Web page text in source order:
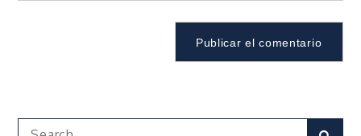
Search